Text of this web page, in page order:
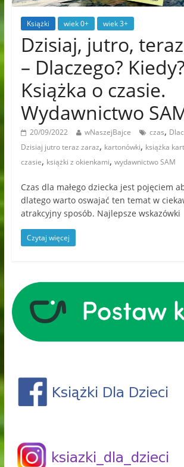
Książki wiek 0+ wiek 3+
Dzisiaj, jutro,
– Dlaczego?
Książka o czasie.
Wydawnictwo
20/09/2022 wNaszejBajce czas,
Dzisiaj jutro teraz zaraz, kartonówki, książka
czasie, książki z okienkami, wydawnictwo SAM
Czas dla małego dziecka jest pojęciem
dlatego warto oswajać ten temat w
atrakcyjny sposób. Najlepsze wskazówki
Czytaj więcej